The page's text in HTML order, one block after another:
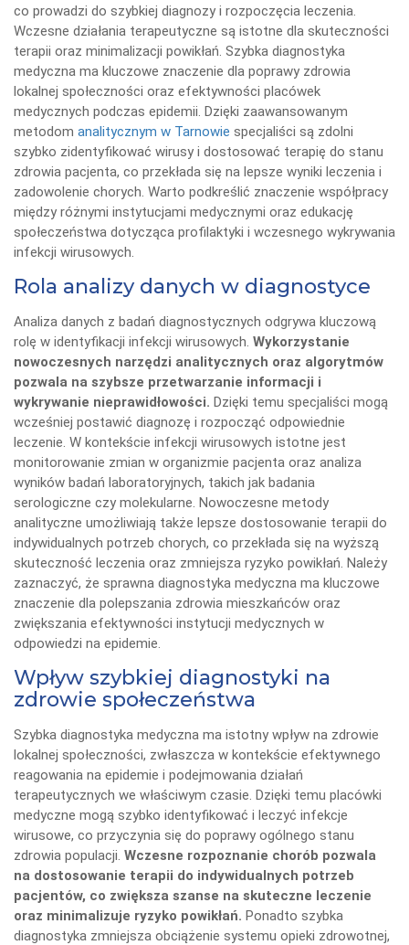
co prowadzi do szybkiej diagnozy i rozpoczęcia leczenia.
Wczesne działania terapeutyczne są istotne dla skuteczności
terapii oraz minimalizacji powikłań. Szybka diagnostyka
medyczna ma kluczowe znaczenie dla poprawy zdrowia
lokalnej społeczności oraz efektywności placówek
medycznych podczas epidemii. Dzięki zaawansowanym
metodom analitycznym w Tarnowie specjaliści są zdolni
szybko zidentyfikować wirusy i dostosować terapię do stanu
zdrowia pacjenta, co przekłada się na lepsze wyniki leczenia i
zadowolenie chorych. Warto podkreślić znaczenie współpracy
między różnymi instytucjami medycznymi oraz edukację
społeczeństwa dotycząca profilaktyki i wczesnego wykrywania
infekcji wirusowych.
Rola analizy danych w diagnostyce
Analiza danych z badań diagnostycznych odgrywa kluczową
rolę w identyfikacji infekcji wirusowych. Wykorzystanie
nowoczesnych narzędzi analitycznych oraz algorytmów
pozwala na szybsze przetwarzanie informacji i
wykrywanie nieprawidłowości. Dzięki temu specjaliści mogą
wcześniej postawić diagnozę i rozpocząć odpowiednie
leczenie. W kontekście infekcji wirusowych istotne jest
monitorowanie zmian w organizmie pacjenta oraz analiza
wyników badań laboratoryjnych, takich jak badania
serologiczne czy molekularne. Nowoczesne metody
analityczne umożliwiają także lepsze dostosowanie terapii do
indywidualnych potrzeb chorych, co przekłada się na wyższą
skuteczność leczenia oraz zmniejsza ryzyko powikłań. Należy
zaznaczyć, że sprawna diagnostyka medyczna ma kluczowe
znaczenie dla polepszania zdrowia mieszkańców oraz
zwiększania efektywności instytucji medycznych w
odpowiedzi na epidemie.
Wpływ szybkiej diagnostyki na
zdrowie społeczeństwa
Szybka diagnostyka medyczna ma istotny wpływ na zdrowie
lokalnej społeczności, zwłaszcza w kontekście efektywnego
reagowania na epidemie i podejmowania działań
terapeutycznych we właściwym czasie. Dzięki temu placówki
medyczne mogą szybko identyfikować i leczyć infekcje
wirusowe, co przyczynia się do poprawy ogólnego stanu
zdrowia populacji. Wczesne rozpoznanie chorób pozwala
na dostosowanie terapii do indywidualnych potrzeb
pacjentów, co zwiększa szanse na skuteczne leczenie
oraz minimalizuje ryzyko powikłań. Ponadto szybka
diagnostyka zmniejsza obciążenie systemu opieki zdrowotnej,